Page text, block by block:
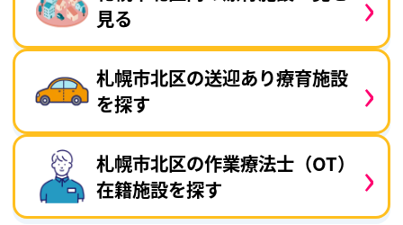
見る
札幌市北区の送迎あり療育施設
を探す
›
札幌市北区の作業療法士（OT）
在籍施設を探す
›